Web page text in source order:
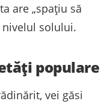
are „spațiu să
nivelul solului.
populare
vei găsi